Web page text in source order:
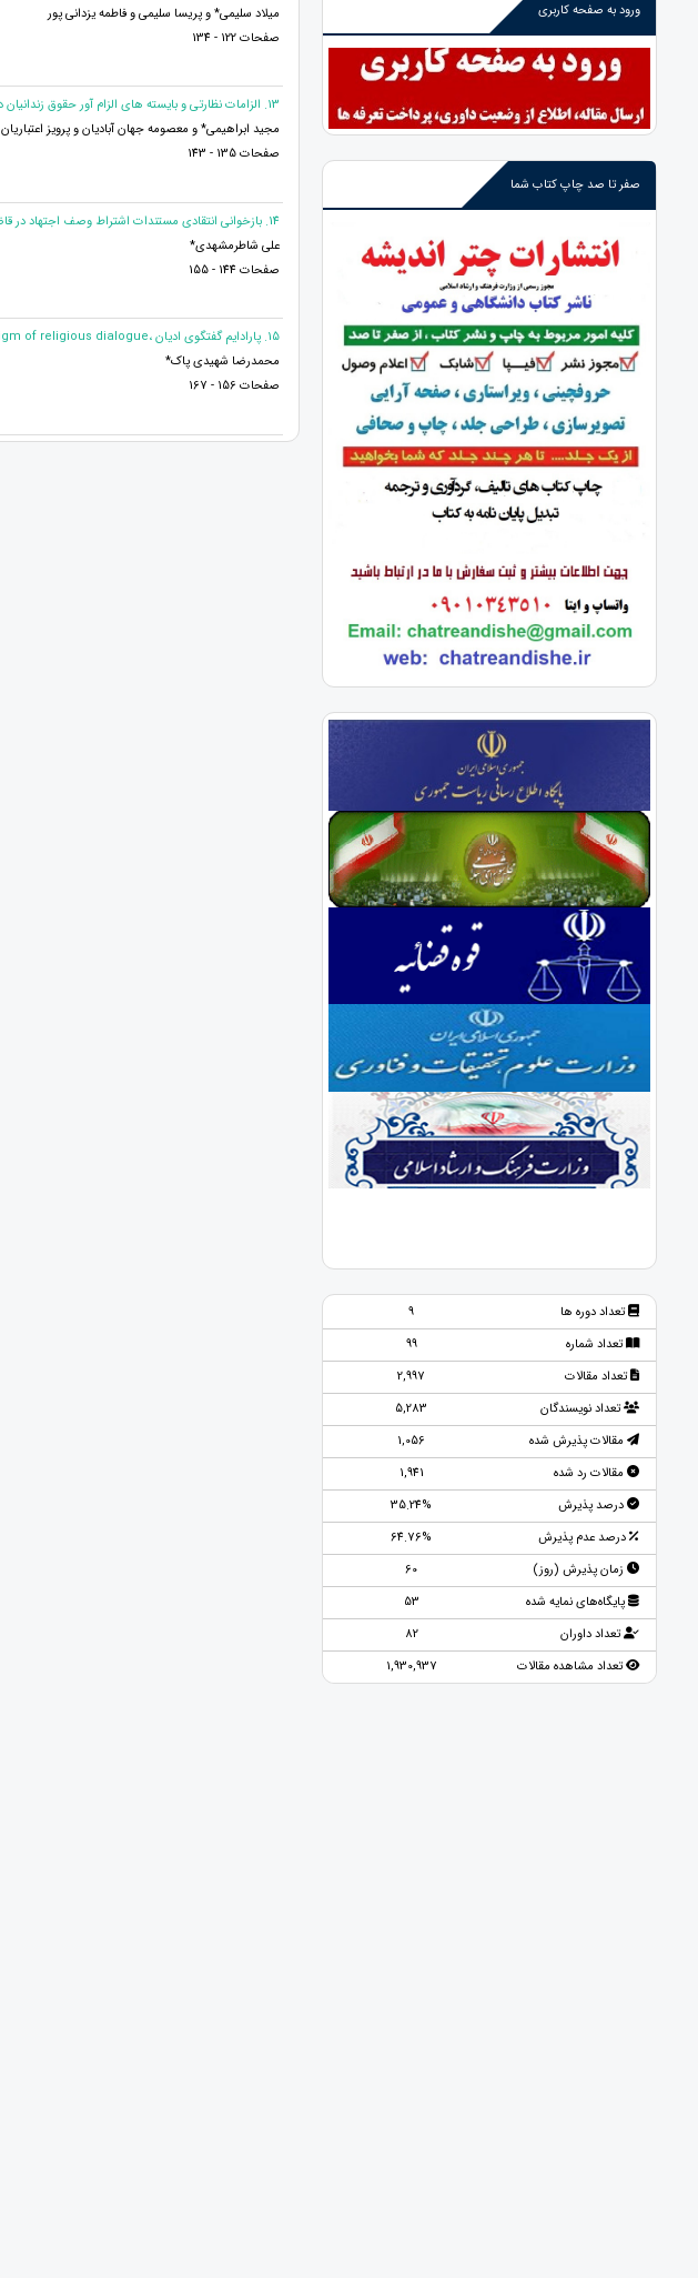
ورود به صفحه کاربری
صفر تا صد چاپ کتاب شما
تعداد دوره ها
9
تعداد شماره
99
تعداد مقالات
2,997
تعداد نویسندگان
5,283
مقالات پذیرش شده
1,056
مقالات رد شده
1,941
درصد پذیرش
35.24%
درصد عدم پذیرش
64.76%
زمان پذیرش (روز)
60
پایگاه‌های نمایه شده
53
تعداد داوران
82
تعداد مشاهده مقالات
1,930,937
میلاد سلیمی* و پریسا سلیمی و فاطمه یزدانی پور
صفحات 122 - 134
13. الزامات نظارتی و بایسته های الزام آور حقوق زندانیان در مقررات داخلی و بین المللی
مجید ابراهیمی* و معصومه جهان آبادیان و پرویز اعتباریان
صفحات 135 - 143
14. بازخوانی انتقادی مستندات اشتراط وصف اجتهاد در قاضی ابتدایی و تحکیم در آیینه شرایع الاسلام و جواهرالکلام
علی شاطرمشهدی*
صفحات 144 - 155
15. پارادایم گفتگوی ادیان ،paradigm of religious dialogue
محمدرضا شهیدی پاک*
صفحات 156 - 167